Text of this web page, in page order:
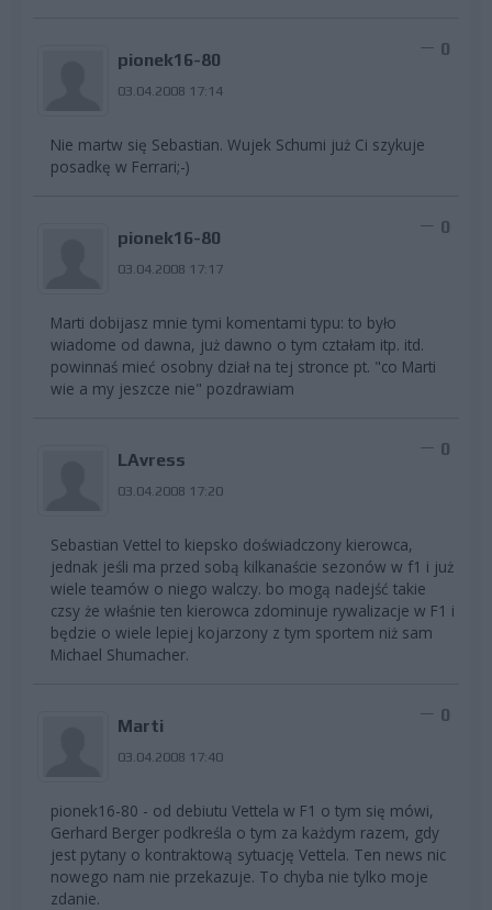
pionek16-80
03.04.2008 17:14
0
Nie martw się Sebastian. Wujek Schumi już Ci szykuje
posadkę w Ferrari;-)
pionek16-80
03.04.2008 17:17
0
Marti dobijasz mnie tymi komentami typu: to było
wiadome od dawna, już dawno o tym cztałam itp. itd.
powinnaś mieć osobny dział na tej stronce pt. "co Marti
wie a my jeszcze nie" pozdrawiam
LAvress
03.04.2008 17:20
0
Sebastian Vettel to kiepsko doświadczony kierowca,
jednak jeśli ma przed sobą kilkanaście sezonów w f1 i już
wiele teamów o niego walczy. bo mogą nadejść takie
czsy że właśnie ten kierowca zdominuje rywalizacje w F1 i
będzie o wiele lepiej kojarzony z tym sportem niż sam
Michael Shumacher.
Marti
03.04.2008 17:40
0
pionek16-80 - od debiutu Vettela w F1 o tym się mówi,
Gerhard Berger podkreśla o tym za każdym razem, gdy
jest pytany o kontraktową sytuację Vettela. Ten news nic
nowego nam nie przekazuje. To chyba nie tylko moje
zdanie.